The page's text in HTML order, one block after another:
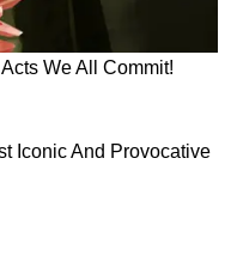
का हाल, कितनी